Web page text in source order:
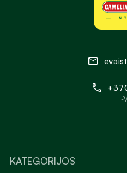
I-
KATEGORIJOS